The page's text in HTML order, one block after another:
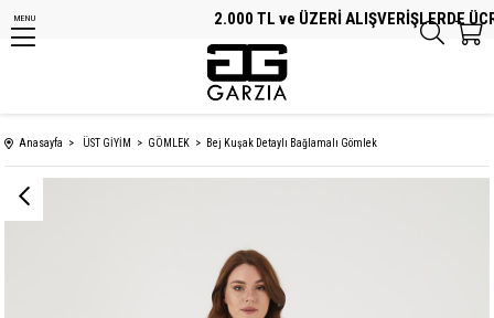
2.000 TL ve ÜZERİ ALIŞVERİŞLERDE
MENU
Anasayfa ÜST GİYİM GÖMLEK Bej Kuşak Detaylı Bağlamalı Gömlek